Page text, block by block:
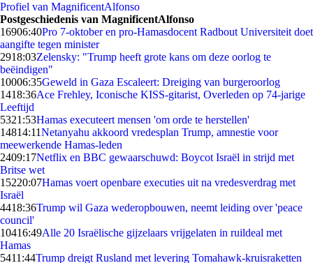
Profiel van MagnificentAlfonso
Postgeschiedenis van MagnificentAlfonso
16906:40Pro 7-oktober en pro-Hamasdocent Radbout Universiteit doet
aangifte tegen minister
2918:03Zelensky: "Trump heeft grote kans om deze oorlog te
beëindigen"
10006:35Geweld in Gaza Escaleert: Dreiging van burgeroorlog
1418:36Ace Frehley, Iconische KISS-gitarist, Overleden op 74-jarige
Leeftijd
5321:53Hamas executeert mensen 'om orde te herstellen'
14814:11Netanyahu akkoord vredesplan Trump, amnestie voor
meewerkende Hamas-leden
2409:17Netflix en BBC gewaarschuwd: Boycot Israël in strijd met
Britse wet
15220:07Hamas voert openbare executies uit na vredesverdrag met
Israël
4418:36Trump wil Gaza wederopbouwen, neemt leiding over 'peace
council'
10416:49Alle 20 Israëlische gijzelaars vrijgelaten in ruildeal met
Hamas
5411:44Trump dreigt Rusland met levering Tomahawk-kruisraketten